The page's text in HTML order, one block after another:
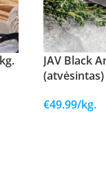
JAV Black
(atvėsintas)
€49.99/kg.